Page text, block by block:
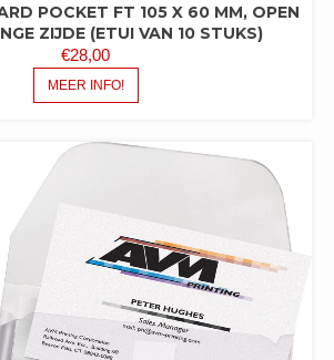
POCKET FT 105 X 60 MM, OPEN
ZIJDE (ETUI VAN 10 STUKS)
€28,00
MEER INFO!